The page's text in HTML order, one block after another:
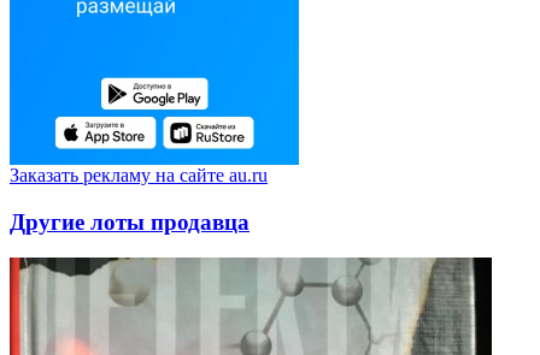
Заказать рекламу на сайте au.ru
Другие лоты продавца